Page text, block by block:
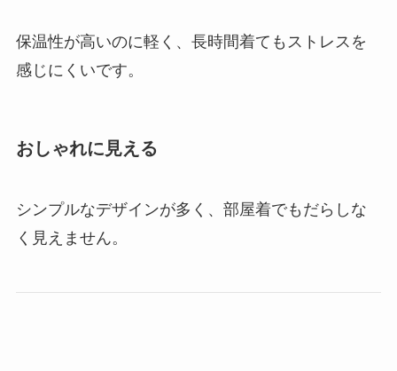
保温性が高いのに軽く、長時間着てもストレスを
感じにくいです。
おしゃれに見える
シンプルなデザインが多く、部屋着でもだらしな
く見えません。